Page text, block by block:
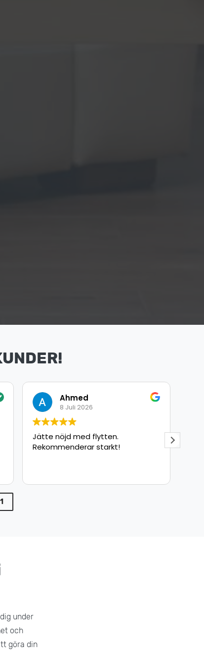
Omar Arbouche
8 Juli 2026
Snabb och säker leverans bra
jobbat !
under
och
göra din